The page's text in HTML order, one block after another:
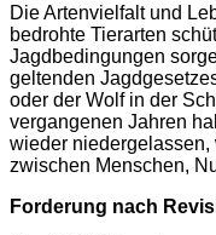
Die Artenvielfalt und
bedrohte Tierarten
Jagdbedingungen
geltenden
oder der Wolf in der
vergangenen Jahren
wieder
zwischen Menschen,
Forderung nach